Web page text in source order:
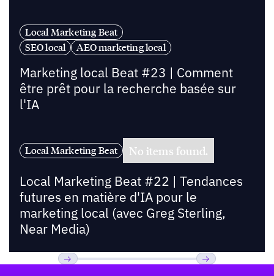
Local Marketing Beat
SEO local
AEO marketing local
Marketing local Beat #23 | Comment
être prêt pour la recherche basée sur
l'IA
Local Marketing Beat No items found.
Local Marketing Beat #22 | Tendances
futures en matière d'IA pour le
marketing local (avec Greg Sterling,
Near Media)